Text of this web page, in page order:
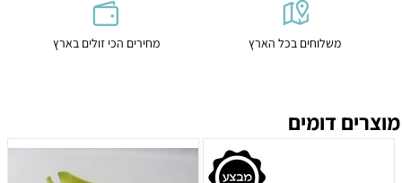
משלוחים בכל הארץ מחירים הכי זולים בארץ
מוצרים דומים